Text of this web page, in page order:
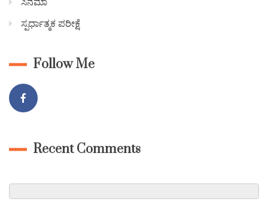
ಸ್ಪರ್ಧಾತ್ಮಕ ಪರೀಕ್ಷೆ
Follow Me
Recent Comments